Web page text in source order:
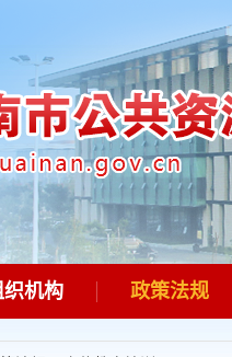
织机构 政策法规